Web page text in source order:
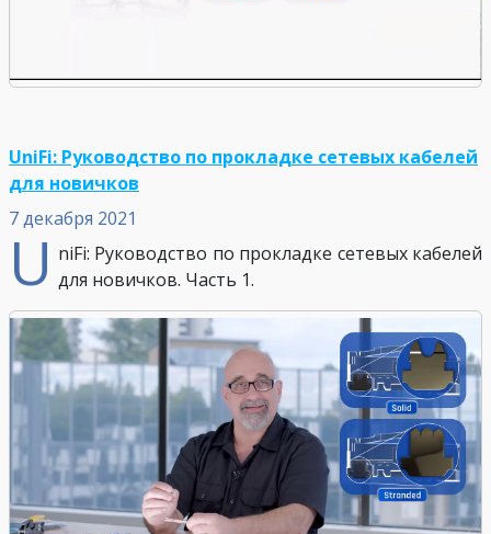
7 декабря 2021
UniFi: Руководство по прокладке сетевых кабелей
для новичков
U niFi: Руководство по прокладке сетевых кабелей
для новичков. Часть 1.